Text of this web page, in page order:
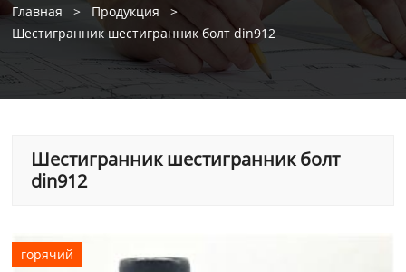
Главная > Продукция
>
Шестигранник шестигранник болт din912
Шестигранник шестигранник болт
din912
горячий